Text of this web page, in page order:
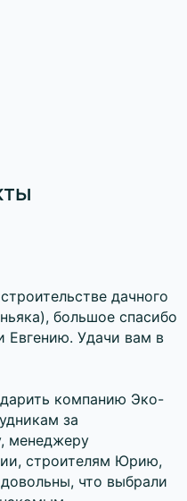
дачного
большое спасибо
Евгению. Удачи вам в
компанию Эко-
за
менеджеру
строителям Юрию,
что выбрали